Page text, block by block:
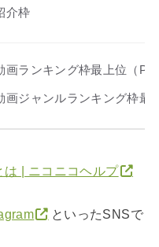
介枠
画ランキング枠最上位（PC
画ジャンルランキング枠最
は | ニコニコヘルプ
といったSNSで